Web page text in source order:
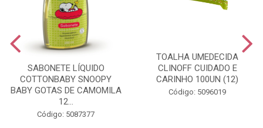
SABONETE LÍQUIDO
COTTONBABY SNOOPY
BABY GOTAS DE CAMOMILA
12...
Código: 5087377
TOALHA UMEDECIDA
CLINOFF CUIDADO E
CARINHO 100UN (12)
Código: 5096019